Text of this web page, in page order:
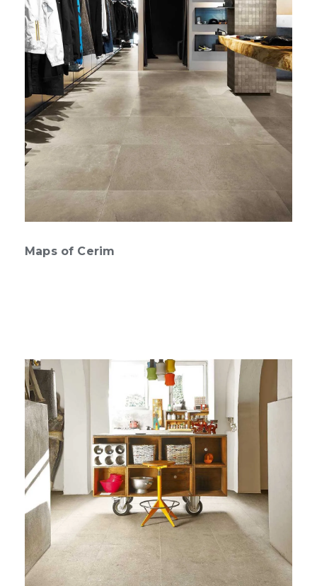
Maps of Cerim